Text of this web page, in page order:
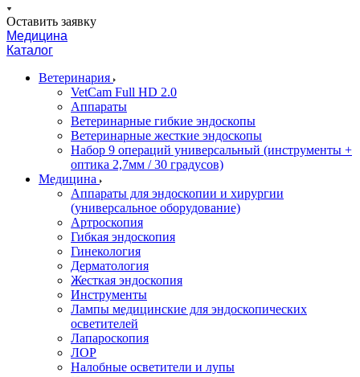
Оставить заявку
Медицина
Каталог
Ветеринария
VetCam Full HD 2.0
Аппараты
Ветеринарные гибкие эндоскопы
Ветеринарные жесткие эндоскопы
Набор 9 операций универсальный (инструменты +
оптика 2,7мм / 30 градусов)
Медицина
Аппараты для эндоскопии и хирургии
(универсальное оборудование)
Артроскопия
Гибкая эндоскопия
Гинекология
Дерматология
Жесткая эндоскопия
Инструменты
Лампы медицинские для эндоскопических
осветителей
Лапароскопия
ЛОР
Налобные осветители и лупы